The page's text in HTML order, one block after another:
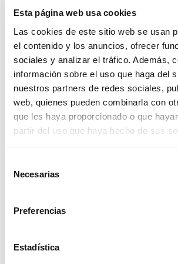
Esta página web usa cookies
Las cookies de este sitio web se usan
el contenido y los anuncios, ofrecer
sociales y analizar el tráfico. Además,
información sobre el uso que haga del
nuestros partners de redes sociales,
web, quienes pueden combinarla con
que les haya proporcionado o que
partir del uso que haya hecho de sus
Necesarias
Preferencias
Estadística
Ecuador
+593
Egipto +20
Emiratos
Árabes
Unidos
+971
Eslovaquia
+421
Eslovenia
+386
España+34
Unidos
Finlandia
+358
Grecia+30
entregable
indique
imágenes
pueden
reflejar
dimensiones,
acabados,
materiales
vivienda
documentación